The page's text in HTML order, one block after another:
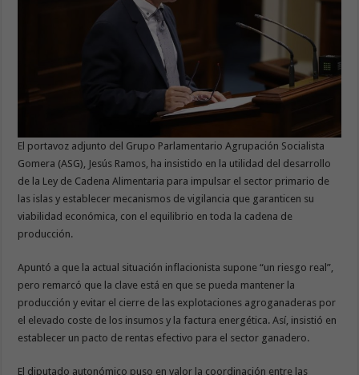
El portavoz adjunto del Grupo Parlamentario Agrupación Socialista
Gomera (ASG), Jesús Ramos, ha insistido en la utilidad del desarrollo
de la Ley de Cadena Alimentaria para impulsar el sector primario de
las islas y establecer mecanismos de vigilancia que garanticen su
viabilidad económica, con el equilibrio en toda la cadena de
producción.
Apuntó a que la actual situación inflacionista supone “un riesgo real”,
pero remarcó que la clave está en que se pueda mantener la
producción y evitar el cierre de las explotaciones agroganaderas por
el elevado coste de los insumos y la factura energética. Así, insistió en
establecer un pacto de rentas efectivo para el sector ganadero.
El diputado autonómico puso en valor la coordinación entre las